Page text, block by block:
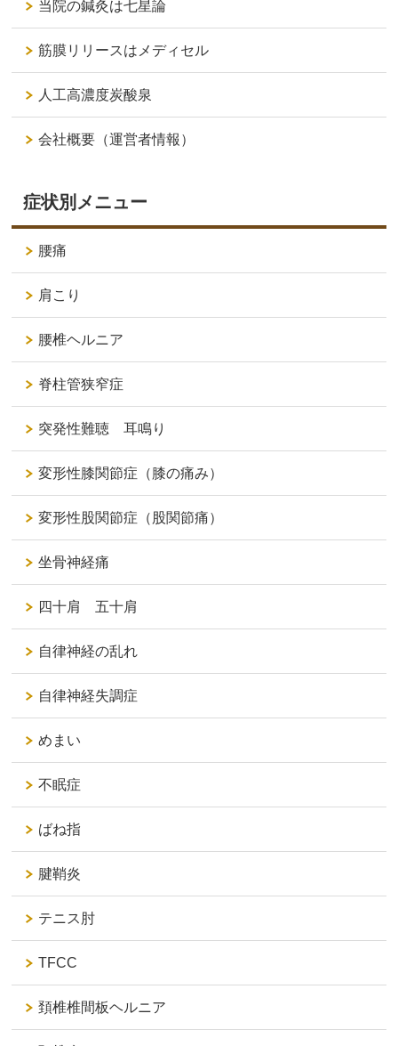
当院の鍼灸は七星論
筋膜リリースはメディセル
人工高濃度炭酸泉
会社概要（運営者情報）
症状別メニュー
腰痛
肩こり
腰椎ヘルニア
脊柱管狭窄症
突発性難聴 耳鳴り
変形性膝関節症（膝の痛み）
変形性股関節症（股関節痛）
坐骨神経痛
四十肩 五十肩
自律神経の乱れ
自律神経失調症
めまい
不眠症
ばね指
腱鞘炎
テニス肘
TFCC
頚椎椎間板ヘルニア